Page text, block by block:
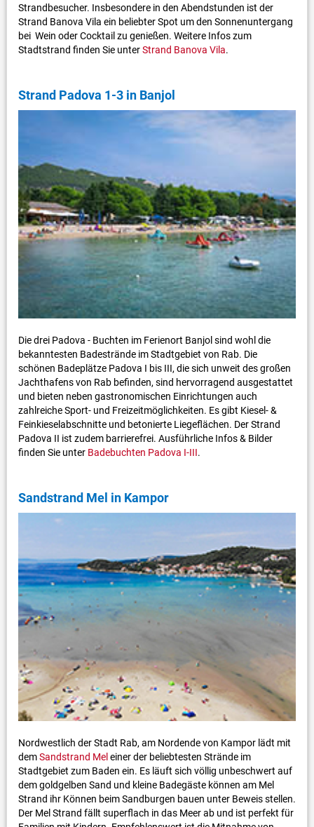
Strandbesucher. Insbesondere in den Abendstunden ist der
Strand Banova Vila ein beliebter Spot um den Sonnenuntergang
bei Wein oder Cocktail zu genießen. Weitere Infos zum
Stadtstrand finden Sie unterStrand Banova Vila.
Strand Padova 1-3 in Banjol
Die drei Padova - Buchten im Ferienort Banjol sind wohl die
bekanntesten Badestrände im Stadtgebiet von Rab. Die
schönen Badeplätze Padova I bis III, die sich unweit des großen
Jachthafens von Rab befinden, sind hervorragend ausgestattet
und bieten neben gastronomischen Einrichtungen auch
zahlreiche Sport- und Freizeitmöglichkeiten. Es gibt Kiesel- &
Feinkieselabschnitte und betonierte Liegeflächen. Der Strand
Padova II ist zudem barrierefrei. Ausführliche Infos & Bilder
finden Sie unter Badebuchten Padova I-III.
Sandstrand Mel in Kampor
Nordwestlich der Stadt Rab, am Nordende von Kampor lädt mit
demSandstrand Mel einer der beliebtesten Strände im
Stadtgebiet zum Baden ein. Es läuft sich völlig unbeschwert auf
dem goldgelben Sand und kleine Badegäste können am Mel
Strand ihr Können beim Sandburgen bauen unter Beweis stellen.
Der Mel Strand fällt superflach in das Meer ab und ist perfekt für